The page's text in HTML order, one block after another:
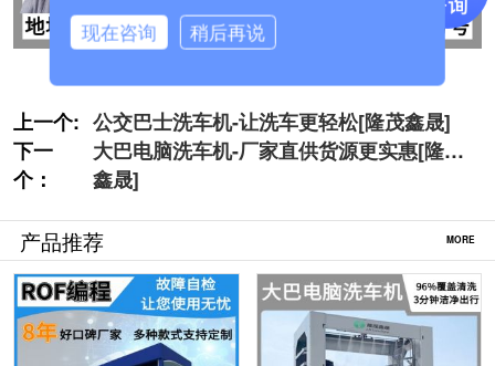
上一个: 公交巴士洗车机-让洗车更轻松[隆茂鑫晟]
下一
个：
大巴电脑洗车机-厂家直供货源更实惠[隆茂
鑫晟]
产品推荐 MORE
现在咨询 稍后再说